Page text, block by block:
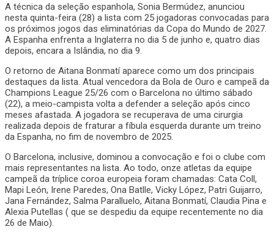
A técnica da seleção espanhola, Sonia Bermúdez, anunciou
nesta quinta-feira (28) a lista com 25 jogadoras convocadas para
os próximos jogos das eliminatórias da Copa do Mundo de 2027.
A Espanha enfrenta a Inglaterra no dia 5 de junho e, quatro dias
depois, encara a Islândia, no dia 9.
O retorno de Aitana Bonmatí aparece como um dos principais
destaques da lista. Atual vencedora da Bola de Ouro e campeã da
Champions League 25/26 com o Barcelona no último sábado
(22), a meio-campista volta a defender a seleção após cinco
meses afastada. A jogadora se recuperava de uma cirurgia
realizada depois de fraturar a fíbula esquerda durante um treino
da Espanha, no fim de novembro de 2025.
O Barcelona, inclusive, dominou a convocação e foi o clube com
mais representantes na lista. Ao todo, onze atletas da equipe
campeã da tríplice coroa europeia foram chamadas: Cata Coll,
Mapi León, Irene Paredes, Ona Batlle, Vicky López, Patri Guijarro,
Jana Fernández, Salma Paralluelo, Aitana Bonmatí, Claudia Pina e
Alexia Putellas ( que se despediu da equipe recentemente no dia
26 de Maio).